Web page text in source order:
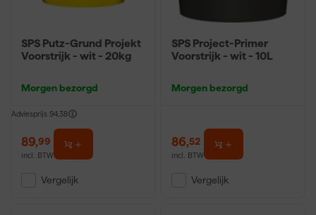
SPS Putz-Grund Projekt
Voorstrijk - wit - 20kg
Morgen bezorgd
Adviesprijs 94,38
89,99
incl. BTW
Vergelijk
SPS Project-Primer
Voorstrijk - wit - 10L
Morgen bezorgd
86,52
incl. BTW
Vergelijk